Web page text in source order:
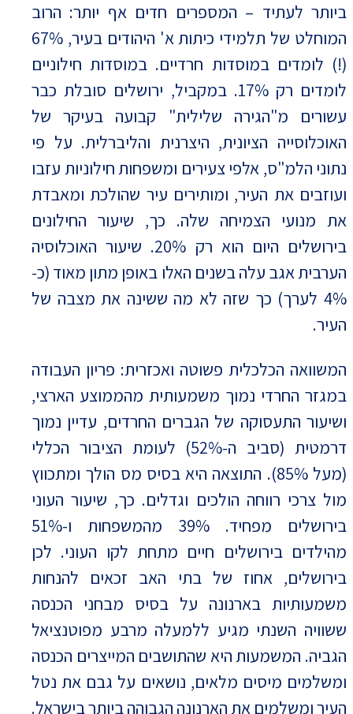
ביותר לעתיד – המספרים חדים אף יותר: הרוב
המוחלט של תלמידי כיתות א' היהודים בעיר, 67%
(!) לומדים במוסדות חרדיים. במוסדות חילוניים
לומדים רק 17%. במקביל, ירושלים סובלת כבר
עשורים מ"הגירה שלילית" קבועה בעיקר של
האוכלוסייה הציונית, היצרנית והליברלית. על פי
נתוני הלמ"ס, אלפי צעירים ומשפחות חילוניות עזבו
ועוזבים את העיר, ומותירים עיר שהולכת ומאבדת
את מנועי הצמיחה שלה. כך, שיעור החילונים
בירושלים היום הוא רק 20%. שיעור האוכלוסיה
הערבית אגב עלה בשנים האלו באופן מתון מאוד (כ-
4% לערך) כך שזה לא מה ששינה את מצבה של
העיר.
המשוואה הכלכלית פשוטה ואכזרית: פריון העבודה
במגזר החרדי נמוך משמעותית מהממוצע הארצי,
ושיעור התעסוקה של הגברים החרדים, עדיין נמוך
דרמטית (סביב ה-52%) לעומת הציבור הכללי
(מעל 85%). התוצאה היא בסיס מס הולך ומתכווץ
מול צרכי רווחה הולכים וגדלים. כך, שיעור העוני
בירושלים מפחיד. 39% מהמשפחות ו-51%
מהילדים בירושלים חיים מתחת לקו העוני. לכן
בירושלים, אחוז של בתי האב זכאים להנחות
משמעותיות בארנונה על בסיס מבחני הכנסה
ששוויה השנתי מגיע ללמעלה מרבע מפוטנציאל
הגביה. המשמעות היא שהתושבים המייצרים הכנסה
ומשלמים מיסים מלאים, נושאים על גבם את נטל
העיר ומשלמים את הארנונה הגבוהה ביותר בישראל.